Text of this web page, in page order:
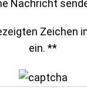
Nachricht
Zeichen
ein. **